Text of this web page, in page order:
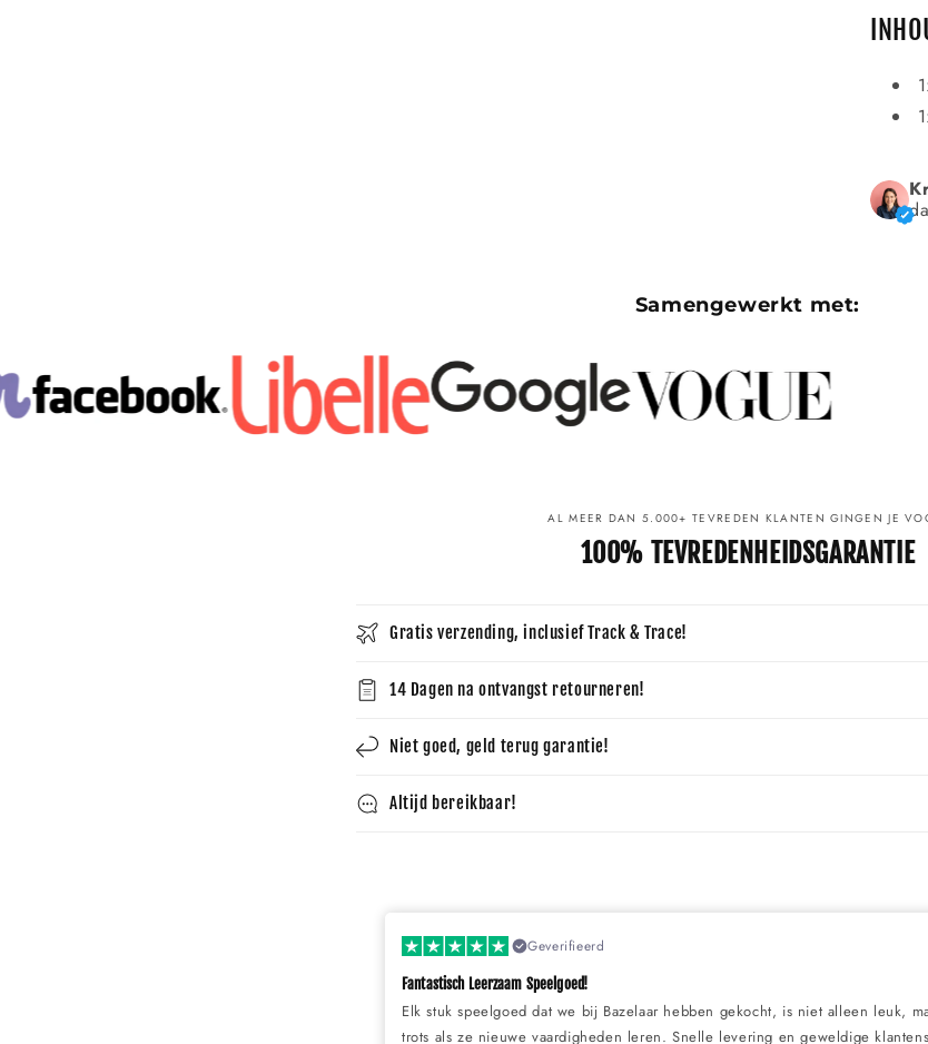
Samengewerkt met:
AL MEER DAN 5.000+ TEVREDEN KLANTEN GINGEN JE
100% TEVREDENHEIDSGARANTIE
Gratis verzending, inclusief Track & Trace!
14 Dagen na ontvangst retourneren!
Niet goed, geld terug garantie!
Altijd bereikbaar!
Geverifieerd
Fantastisch Leerzaam Speelgoed!
Elk stuk speelgoed dat we bij Bazelaar hebben gekocht, is niet alleen leuk,
trots als ze nieuwe vaardigheden leren. Snelle levering en geweldige